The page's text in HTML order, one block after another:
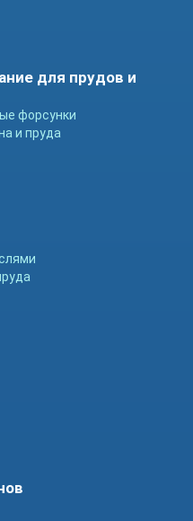
для прудов и
форсунки
и пруда